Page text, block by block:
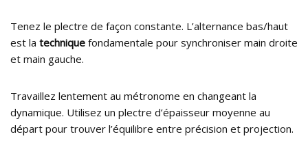
Tenez le plectre de façon constante. L’alternance bas/haut
est la technique fondamentale pour synchroniser main droite
et main gauche.
Travaillez lentement au métronome en changeant la
dynamique. Utilisez un plectre d’épaisseur moyenne au
départ pour trouver l’équilibre entre précision et projection.